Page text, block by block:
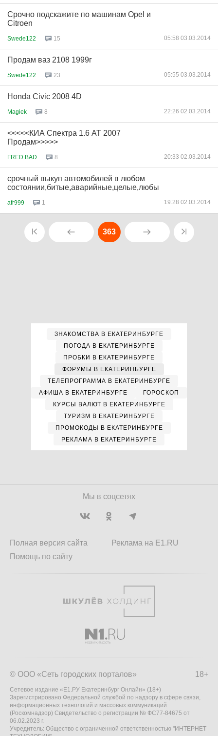
Срочно подскажите по машинам Opel и
Citroen
Swede122 15 05:58 03.03.2014
Продам ваз 2108 1999г
Swede122 23 05:55 03.03.2014
Honda Civic 2008 4D
Magiek 8 22:26 02.03.2014
<<<<<КИА Спектра 1.6 АТ 2007
Продам>>>>>
FRED BAD 8 20:33 02.03.2014
срочный выкуп автомобилей в любом
состоянии,битые,аварийные,целые,любы
afr999 1 19:28 02.03.2014
363
ЗНАКОМСТВА В ЕКАТЕРИНБУРГЕ
ПОГОДА В ЕКАТЕРИНБУРГЕ
ПРОБКИ В ЕКАТЕРИНБУРГЕ
ФОРУМЫ В ЕКАТЕРИНБУРГЕ
ТЕЛЕПРОГРАММА В ЕКАТЕРИНБУРГЕ
АФИША В ЕКАТЕРИНБУРГЕ
ГОРОСКОП
КУРСЫ ВАЛЮТ В ЕКАТЕРИНБУРГЕ
ТУРИЗМ В ЕКАТЕРИНБУРГЕ
ПРОМОКОДЫ В ЕКАТЕРИНБУРГЕ
РЕКЛАМА В ЕКАТЕРИНБУРГЕ
Мы в соцсетях
Полная версия сайта
Помощь по сайту
Реклама на E1.RU
18+
© ООО «Сеть городских порталов»
Сетевое издание «Е1.РУ Екатеринбург Онлайн» (18+)
Зарегистрировано Федеральной службой по надзору в сфере связи,
информационных технологий и массовых коммуникаций
(Роскомнадзор) Свидетельство о регистрации № ФС77-84675 от
06.02.2023 г.
Учредитель: Общество с ограниченной ответственностью "ИНТЕРНЕТ